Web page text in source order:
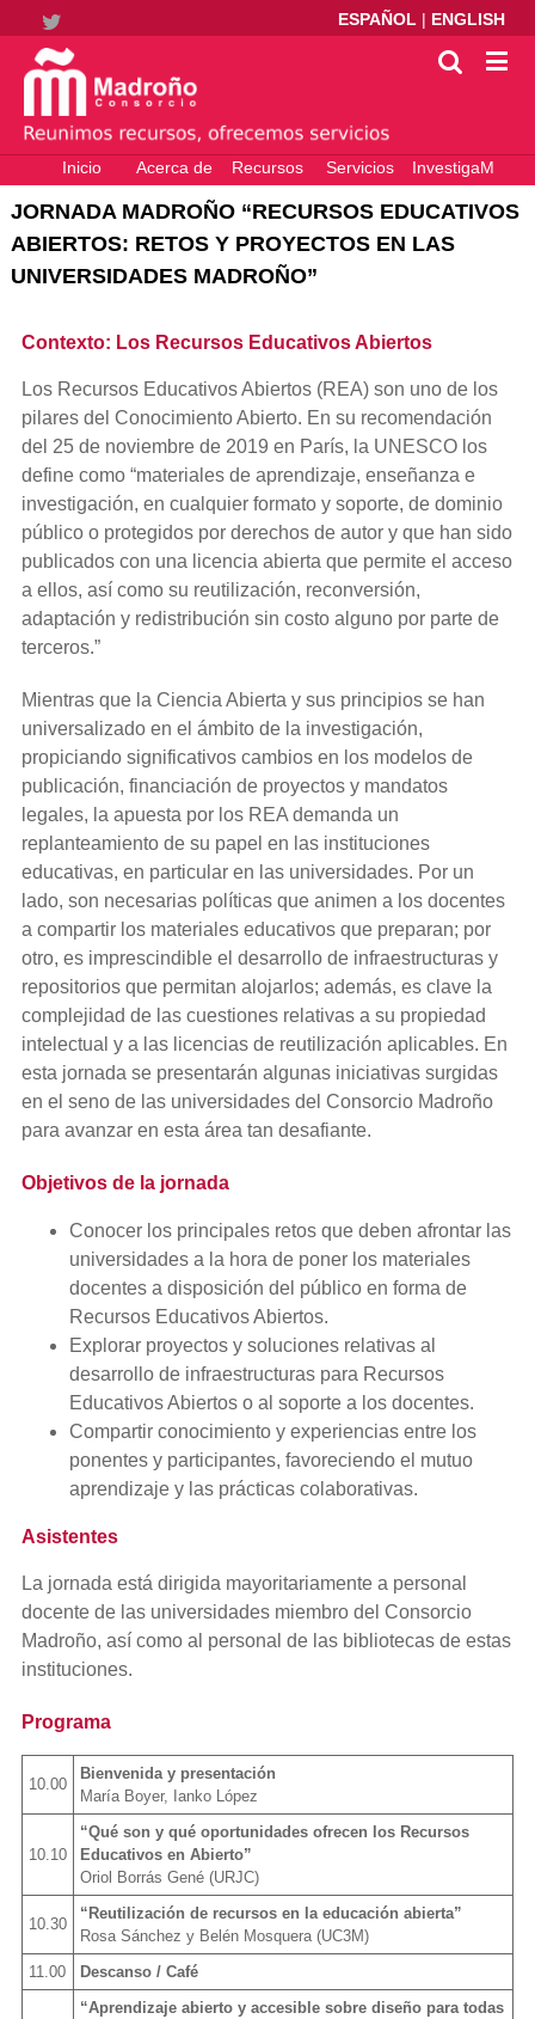
ESPAÑOL | ENGLISH
Twitter
Inicio Acerca de
Recursos
electrónicos
Servicios
InvestigaM
– Ciencia
Abierta
JORNADA MADROÑO “RECURSOS EDUCATIVOS
ABIERTOS: RETOS Y PROYECTOS EN LAS
UNIVERSIDADES MADROÑO”
Contexto: Los Recursos Educativos Abiertos
Los Recursos Educativos Abiertos (REA) son uno de los
pilares del Conocimiento Abierto. En su recomendación
del 25 de noviembre de 2019 en París, la UNESCO los
define como “materiales de aprendizaje, enseñanza e
investigación, en cualquier formato y soporte, de dominio
público o protegidos por derechos de autor y que han sido
publicados con una licencia abierta que permite el acceso
a ellos, así como su reutilización, reconversión,
adaptación y redistribución sin costo alguno por parte de
terceros.”
Mientras que la Ciencia Abierta y sus principios se han
universalizado en el ámbito de la investigación,
propiciando significativos cambios en los modelos de
publicación, financiación de proyectos y mandatos
legales, la apuesta por los REA demanda un
replanteamiento de su papel en las instituciones
educativas, en particular en las universidades. Por un
lado, son necesarias políticas que animen a los docentes
a compartir los materiales educativos que preparan; por
otro, es imprescindible el desarrollo de infraestructuras y
repositorios que permitan alojarlos; además, es clave la
complejidad de las cuestiones relativas a su propiedad
intelectual y a las licencias de reutilización aplicables. En
esta jornada se presentarán algunas iniciativas surgidas
en el seno de las universidades del Consorcio Madroño
para avanzar en esta área tan desafiante.
Objetivos de la jornada
Conocer los principales retos que deben afrontar las
universidades a la hora de poner los materiales
docentes a disposición del público en forma de
Recursos Educativos Abiertos.
Explorar proyectos y soluciones relativas al
desarrollo de infraestructuras para Recursos
Educativos Abiertos o al soporte a los docentes.
Compartir conocimiento y experiencias entre los
ponentes y participantes, favoreciendo el mutuo
aprendizaje y las prácticas colaborativas.
Asistentes
La jornada está dirigida mayoritariamente a personal
docente de las universidades miembro del Consorcio
Madroño, así como al personal de las bibliotecas de estas
instituciones.
Programa
10.00
Bienvenida y presentación
María Boyer, Ianko López
10.10
“Qué son y qué oportunidades ofrecen los Recursos
Educativos en Abierto”
Oriol Borrás Gené (URJC)
10.30
“Reutilización de recursos en la educación abierta”
Rosa Sánchez y Belén Mosquera (UC3M)
11.00
Descanso / Café
“Aprendizaje abierto y accesible sobre diseño para todas